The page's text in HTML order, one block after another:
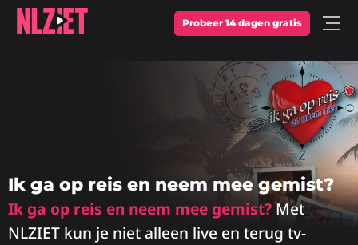
Probeer 14 dagen gratis Open
Ik ga op reis en neem mee gemist?
Ik ga op reis en neem mee gemist?Met
NLZIET kun je niet alleen live en terug tv-